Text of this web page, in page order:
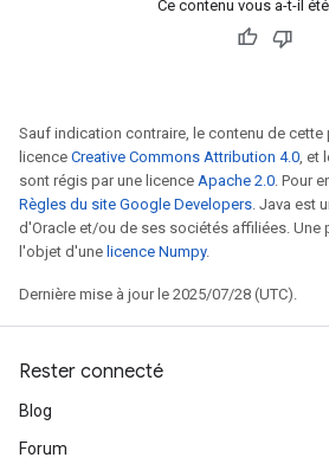
Ce contenu vous a-t-il
Sauf indication contraire, le contenu de cette
licence Creative Commons Attribution 4.0, et
sont régis par une licence Apache 2.0. Pour
Règles du site Google Developers. Java est
d'Oracle et/ou de ses sociétés affiliées. Une
l'objet d'une licence Numpy.
Dernière mise à jour le 2025/07/28 (UTC).
Rester connecté
Blog
Forum